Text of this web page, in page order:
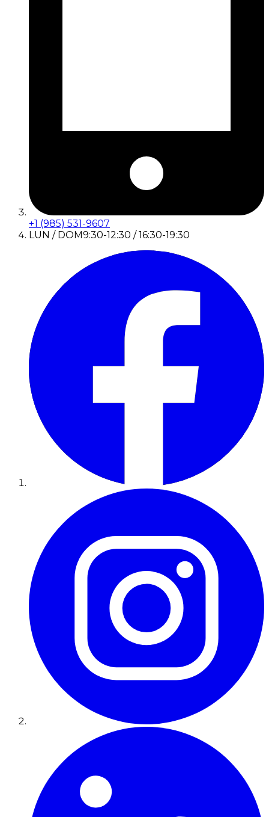
+1 (985) 531-9607
LUN / DOM9:30-12:30 / 16:30-19:30